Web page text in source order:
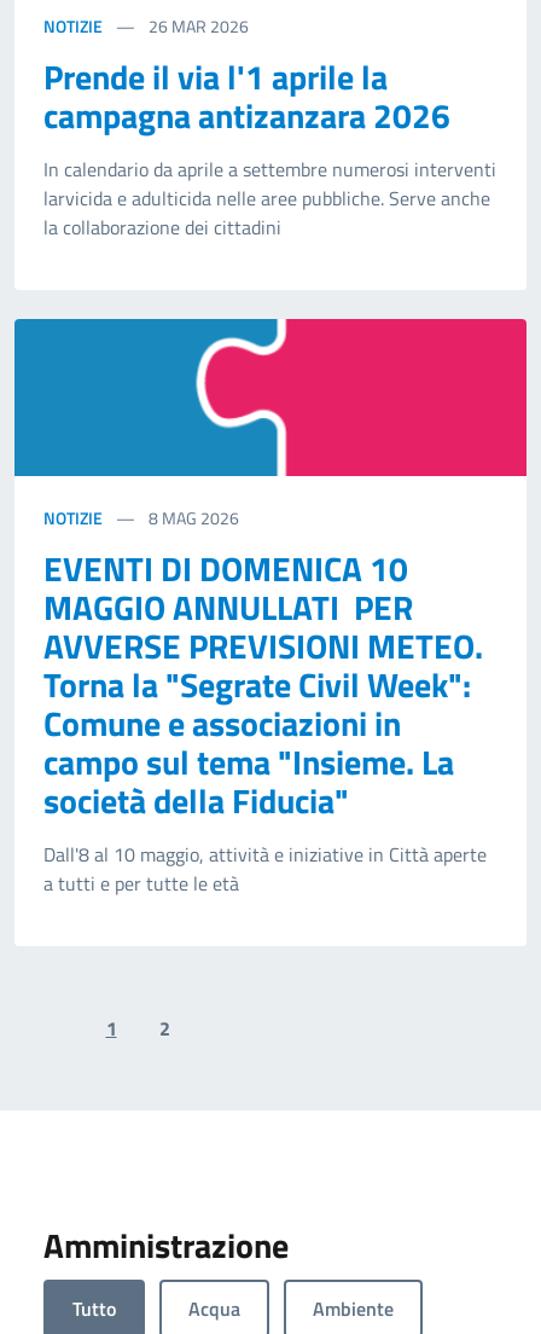
NOTIZIE 26MAR 2026
Prende il via l'1 aprile la
campagna antizanzara 2026
In calendario da aprile a settembre numerosi interventi
larvicida e adulticida nelle aree pubbliche. Serve anche
la collaborazione dei cittadini
NOTIZIE 8MAG 2026
EVENTI DI DOMENICA 10
MAGGIO ANNULLATI PER
AVVERSE PREVISIONI METEO.
Torna la "Segrate Civil Week":
Comune e associazioni in
campo sul tema "Insieme. La
società della Fiducia"
Dall'8 al 10 maggio, attività e iniziative in Città aperte
a tutti e per tutte le età
Previous page
1 2
Amministrazione
Tutto Acqua Ambiente